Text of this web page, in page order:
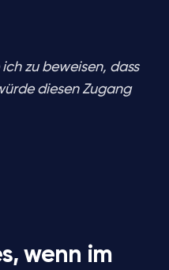
zu beweisen, dass
diesen Zugang
wenn im